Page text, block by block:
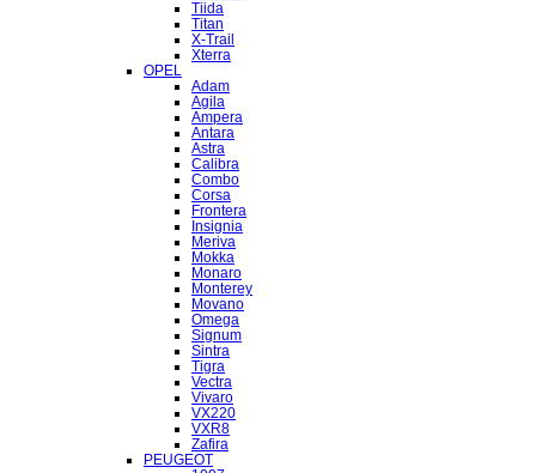
Tiida
Titan
X-Trail
Xterra
OPEL
Adam
Agila
Ampera
Antara
Astra
Calibra
Combo
Corsa
Frontera
Insignia
Meriva
Mokka
Monaro
Monterey
Movano
Omega
Signum
Sintra
Tigra
Vectra
Vivaro
VX220
VXR8
Zafira
PEUGEOT